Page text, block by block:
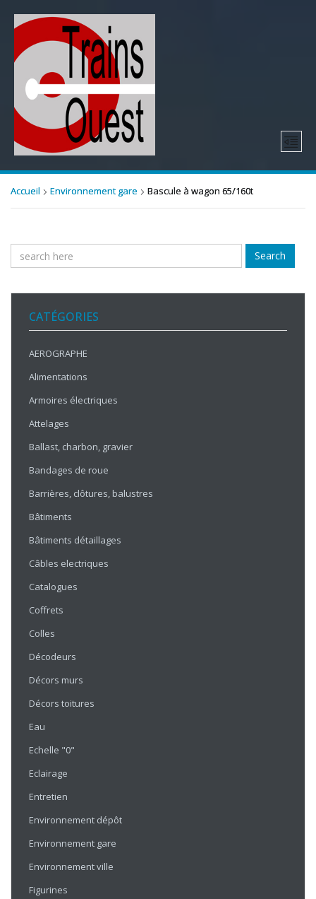
Accueil Environnement gare Bascule à wagon 65/160t
Search
CATÉGORIES
AEROGRAPHE
Alimentations
Armoires électriques
Attelages
Ballast, charbon, gravier
Bandages de roue
Barrières, clôtures, balustres
Bâtiments
Bâtiments détaillages
Câbles electriques
Catalogues
Coffrets
Colles
Décodeurs
Décors murs
Décors toitures
Eau
Echelle "0"
Eclairage
Entretien
Environnement dépôt
Environnement gare
Environnement ville
Figurines